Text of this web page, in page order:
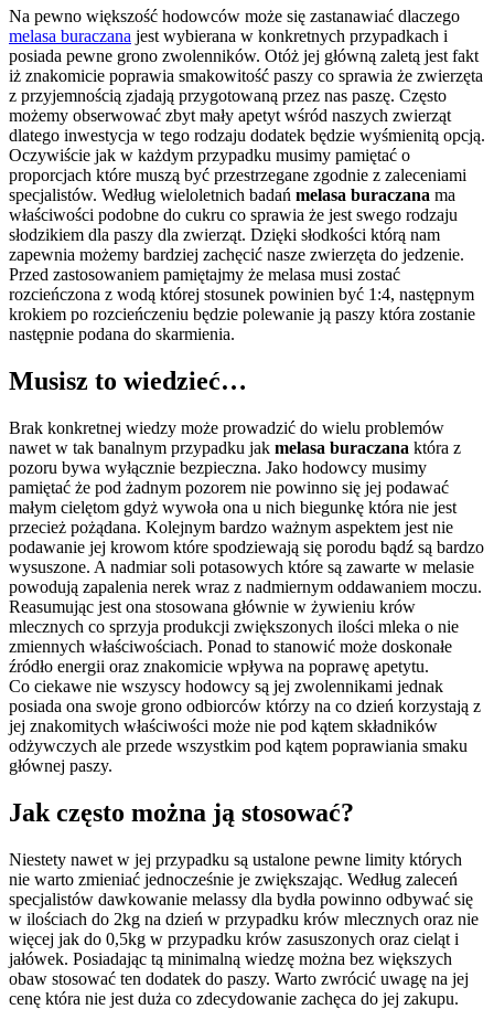
Na pewno większość hodowców może się zastanawiać dlaczego
melasa buraczana jest wybierana w konkretnych przypadkach i
posiada pewne grono zwolenników. Otóż jej główną zaletą jest fakt
iż znakomicie poprawia smakowitość paszy co sprawia że zwierzęta
z przyjemnością zjadają przygotowaną przez nas paszę. Często
możemy obserwować zbyt mały apetyt wśród naszych zwierząt
dlatego inwestycja w tego rodzaju dodatek będzie wyśmienitą opcją.
Oczywiście jak w każdym przypadku musimy pamiętać o
proporcjach które muszą być przestrzegane zgodnie z zaleceniami
specjalistów. Według wieloletnich badań melasa buraczana ma
właściwości podobne do cukru co sprawia że jest swego rodzaju
słodzikiem dla paszy dla zwierząt. Dzięki słodkości którą nam
zapewnia możemy bardziej zachęcić nasze zwierzęta do jedzenie.
Przed zastosowaniem pamiętajmy że melasa musi zostać
rozcieńczona z wodą której stosunek powinien być 1:4, następnym
krokiem po rozcieńczeniu będzie polewanie ją paszy która zostanie
następnie podana do skarmienia.
Musisz to wiedzieć…
Brak konkretnej wiedzy może prowadzić do wielu problemów
nawet w tak banalnym przypadku jak melasa buraczana która z
pozoru bywa wyłącznie bezpieczna. Jako hodowcy musimy
pamiętać że pod żadnym pozorem nie powinno się jej podawać
małym cielętom gdyż wywoła ona u nich biegunkę która nie jest
przecież pożądana. Kolejnym bardzo ważnym aspektem jest nie
podawanie jej krowom które spodziewają się porodu bądź są bardzo
wysuszone. A nadmiar soli potasowych które są zawarte w melasie
powodują zapalenia nerek wraz z nadmiernym oddawaniem moczu.
Reasumując jest ona stosowana głównie w żywieniu krów
mlecznych co sprzyja produkcji zwiększonych ilości mleka o nie
zmiennych właściwościach. Ponad to stanowić może doskonałe
źródło energii oraz znakomicie wpływa na poprawę apetytu.
Co ciekawe nie wszyscy hodowcy są jej zwolennikami jednak
posiada ona swoje grono odbiorców którzy na co dzień korzystają z
jej znakomitych właściwości może nie pod kątem składników
odżywczych ale przede wszystkim pod kątem poprawiania smaku
głównej paszy.
Jak często można ją stosować?
Niestety nawet w jej przypadku są ustalone pewne limity których
nie warto zmieniać jednocześnie je zwiększając. Według zaleceń
specjalistów dawkowanie melassy dla bydła powinno odbywać się
w ilościach do 2kg na dzień w przypadku krów mlecznych oraz nie
więcej jak do 0,5kg w przypadku krów zasuszonych oraz cieląt i
jałówek. Posiadając tą minimalną wiedzę można bez większych
obaw stosować ten dodatek do paszy. Warto zwrócić uwagę na jej
cenę która nie jest duża co zdecydowanie zachęca do jej zakupu.